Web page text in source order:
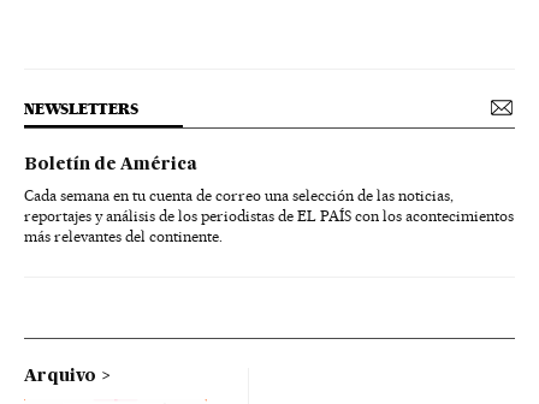
NEWSLETTERS
Boletín de América
Cada semana en tu cuenta de correo una selección de las noticias,
reportajes y análisis de los periodistas de EL PAÍS con los acontecimientos
más relevantes del continente.
Arquivo